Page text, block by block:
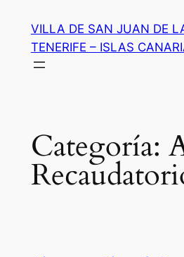
contenido
VILLA DE SAN JUAN DE
TENERIFE – ISLAS
Categoría: